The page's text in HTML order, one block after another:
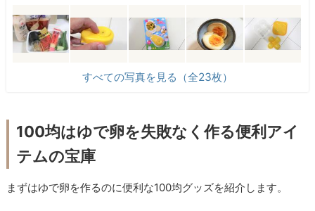
すべての写真を見る（全23枚）
100均はゆで卵を失敗なく作る便利アイ
テムの宝庫
まずはゆで卵を作るのに便利な100均グッズを紹介します。